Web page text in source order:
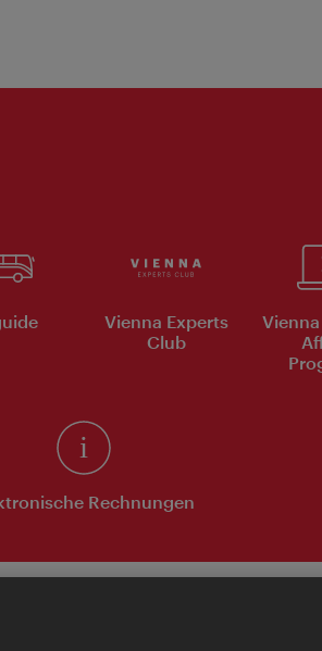
Vienna Experts
Club
Rechnungen